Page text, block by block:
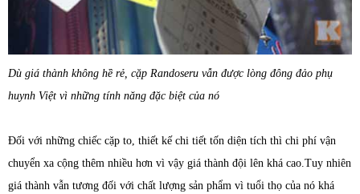
Dù giá thành không hề rẻ, cặp Randoseru vẫn được lòng đông đảo phụ
huynh Việt vì những tính năng đặc biệt của nó
Đối với những chiếc cặp to, thiết kế chi tiết tốn diện tích thì chi phí vận
chuyển xa cộng thêm nhiều hơn vì vậy giá thành đội lên khá cao.Tuy nhiên
giá thành vẫn tương đối với chất lượng sản phẩm vì tuổi thọ của nó khá